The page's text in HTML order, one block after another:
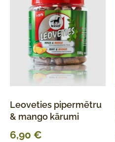
Leoveties pipermētru
& mango kārumi
6,90 €